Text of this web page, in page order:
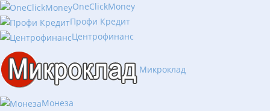
OneClickMoney
Профи Кредит
Центрофинанс
Микроклад
Монеза